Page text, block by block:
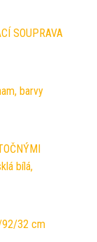
Kč.
je: 42 492 Kč.
SOUPRAVA
Kč.
5 949 Kč.
barvy
Kč.
6 544 Kč.
bílá,
92/32 cm